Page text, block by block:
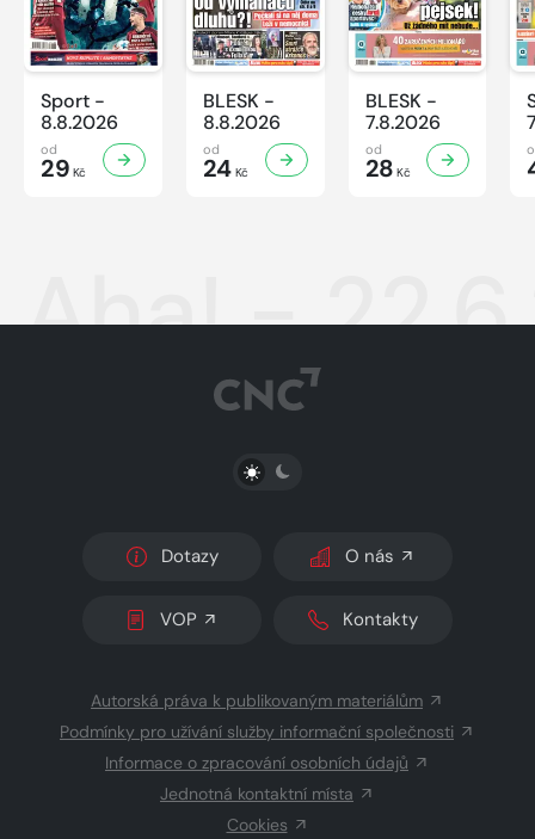
Sport -
8.8.2026
od
29 Kč
BLESK -
8.8.2026
od
24Kč
BLESK -
7.8.2026
od
28 Kč
Aha! -
PŘEPNOUT SVĚTLÝ/TMAVÝ REŽIM
Dotazy O nás
VOP Kontakty
Autorská práva k publikovaným materiálům
Podmínky pro užívání služby informační společnosti
Informace o zpracování osobních údajů
Jednotná kontaktní místa
Cookies